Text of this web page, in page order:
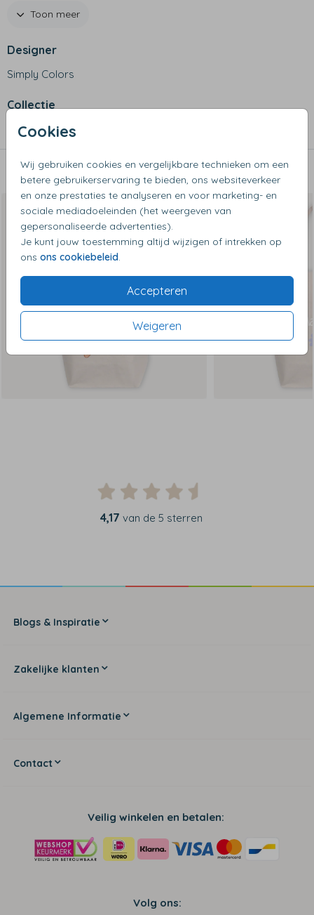
Cookies
Wij gebruiken cookies en vergelijkbare technieken om een
betere gebruikerservaring te bieden, ons websiteverkeer
en onze prestaties te analyseren en voor marketing- en
sociale mediadoeleinden (het weergeven van
gepersonaliseerde advertenties).
Je kunt jouw toestemming altijd wijzigen of intrekken op
ons ons cookiebeleid.
Accepteren
Weigeren
- Ook leuk als goodiebag
Toon meer
Designer
Simply Colors
Collectie
Shoppers
Dit vind je misschien ook leuk
4,17 van de 5 sterren
Blogs & Inspiratie
Zakelijke klanten
Algemene Informatie
Contact
Veilig winkelen en betalen:
Volg ons: